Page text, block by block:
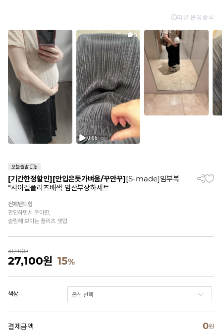
[기간한정할인][안입은듯가벼움/꾸안꾸][S-made]임부복
*샤이걸플리츠배색 임산부상하세트
전체밴드형
편안하면서 우아한,
슬림해 보이는 플리츠 셋업
31,900
27,100원 15%
색상
결제금액 0원